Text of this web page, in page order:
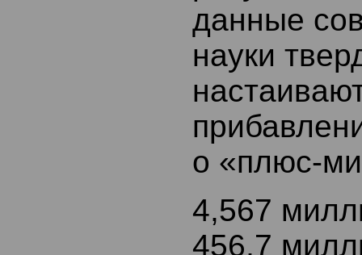
данные
науки
о «плюс-
4,567
456,7